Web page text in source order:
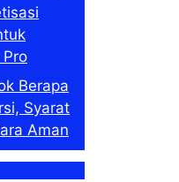
Berapa
Syarat
Aman